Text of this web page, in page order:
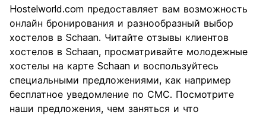
достопримечательностей
6.9
Культура
Ночная жизнь
4.2
Соотношение цены и
качества
Hostelworld.com предоставляет вам возможность
онлайн бронирования и разнообразный выбор
хостелов в Schaan. Читайте отзывы клиентов
хостелов в Schaan, просматривайте молодежные
хостелы на карте Schaan и воспользуйтесь
специальными предложениями, как например
бесплатное уведомление по СМС. Посмотрите
наши предложения, чем заняться и что